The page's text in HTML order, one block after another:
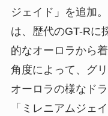
ジェイド」を追加
は、歴代のGT-Rに
的なオーロラから
角度によって、グ
オーロラの様なド
「ミレニアムジェ